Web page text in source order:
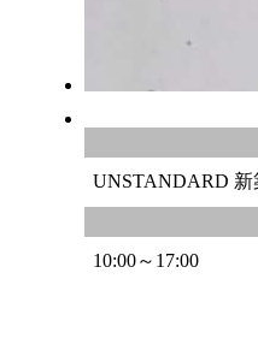
UNSTANDARD 新
10:00～17:00